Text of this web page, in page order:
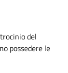
del
possedere le